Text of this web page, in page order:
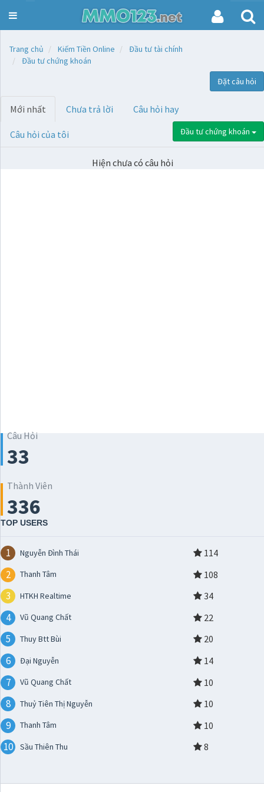
Toggle
Trang chủ Kiếm Tiền Online
Đầu tư tài chính
Đầu tư chứng khoán
Đặt câu hỏi
Mới nhất Chưa trả lời Câu hỏi hay
Câu hỏi của tôi Đầu tư chứng khoán
Hiện chưa có câu hỏi
Câu Hỏi
33
Thành Viên
336
TOP USERS
1 Nguyễn Đình Thái 114
2 Thanh Tâm 108
3 HTKH Realtime 34
4 Vũ Quang Chất 22
5 Thuy Btt Bùi 20
6 Đại Nguyễn 14
7 Vũ Quang Chất 10
8 Thuỷ Tiên Thị Nguyễn 10
9 Thanh Tâm 10
10 Sầu Thiên Thu 8